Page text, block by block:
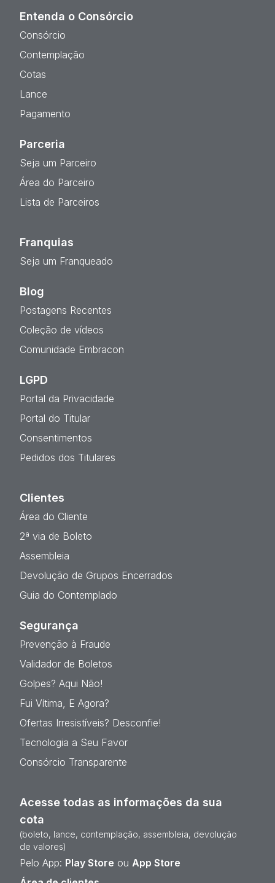
Entenda o Consórcio
Consórcio
Contemplação
Cotas
Lance
Pagamento
Parceria
Seja um Parceiro
Área do Parceiro
Lista de Parceiros
Franquias
Seja um Franqueado
Blog
Postagens Recentes
Coleção de vídeos
Comunidade Embracon
LGPD
Portal da Privacidade
Portal do Titular
Consentimentos
Pedidos dos Titulares
Clientes
Área do Cliente
2ª via de Boleto
Assembleia
Devolução de Grupos Encerrados
Guia do Contemplado
Segurança
Prevenção à Fraude
Validador de Boletos
Golpes? Aqui Não!
Fui Vítima, E Agora?
Ofertas Irresistíveis? Desconfie!
Tecnologia a Seu Favor
Consórcio Transparente
Acesse todas as informações da sua
cota
(boleto, lance, contemplação, assembleia, devolução
de valores)
Pelo App: Play Store ou App Store